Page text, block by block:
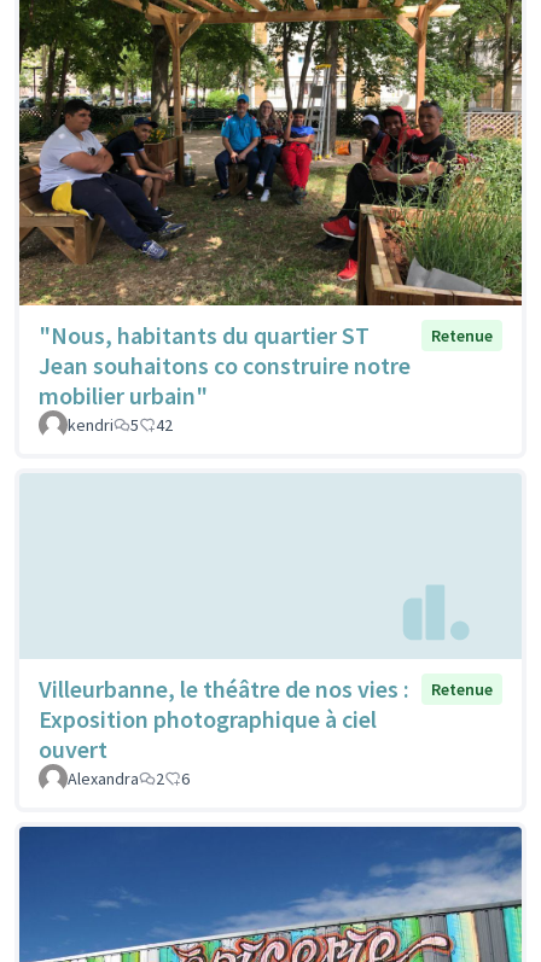
"Nous, habitants du quartier ST
Jean souhaitons co construire notre
mobilier urbain"
Retenue
kendri 5 42
Villeurbanne, le théâtre de nos vies :
Exposition photographique à ciel
ouvert
Retenue
Alexandra 2 6